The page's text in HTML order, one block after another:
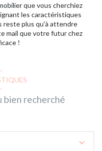
que vous cherchiez
les caractéristiques
reste plus qu'à attendre
mail que votre futur chez
!
recherché